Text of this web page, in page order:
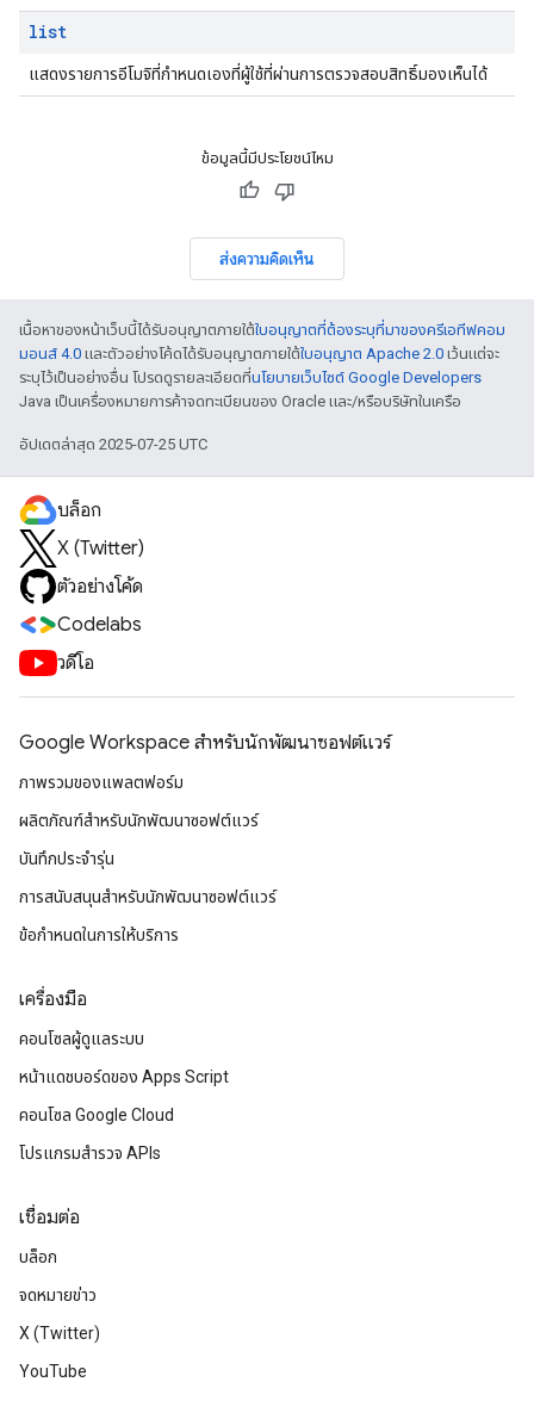
list
แสดงรายการอีโมจิที่กำหนดเองที่ผู้ใช้ที่ผ่านการตรวจสอบสิทธิ์มองเห็นได้
ข้อมูลนี้มีประโยชน์ไหม
ส่งความคิดเห็น
เนื้อหาของหน้าเว็บนี้ได้รับอนุญาตภายใต้ใบอนุญาตที่ต้องระบุที่มาของครีเอทีฟคอม
มอนส์ 4.0 และตัวอย่างโค้ดได้รับอนุญาตภายใต้ใบอนุญาต Apache 2.0 เว้นแต่จะ
ระบุไว้เป็นอย่างอื่น โปรดดูรายละเอียดที่นโยบายเว็บไซต์ Google Developers
Java เป็นเครื่องหมายการค้าจดทะเบียนของ Oracle และ/หรือบริษัทในเครือ
อัปเดตล่าสุด 2025-07-25 UTC
บล็อก
X (Twitter)
ตัวอย่างโค้ด
Codelabs
วิดีโอ
Google Workspace สําหรับนักพัฒนาซอฟต์แวร์
ภาพรวมของแพลตฟอร์ม
ผลิตภัณฑ์สําหรับนักพัฒนาซอฟต์แวร์
บันทึกประจำรุ่น
การสนับสนุนสำหรับนักพัฒนาซอฟต์แวร์
ข้อกำหนดในการให้บริการ
เครื่องมือ
คอนโซลผู้ดูแลระบบ
หน้าแดชบอร์ดของ Apps Script
คอนโซล Google Cloud
โปรแกรมสำรวจ APIs
เชื่อมต่อ
บล็อก
จดหมายข่าว
X (Twitter)
YouTube